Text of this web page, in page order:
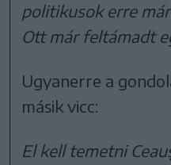
politikusok erre
Ott már feltámadt
Ugyanerre a
másik vicc:
El kell temetni